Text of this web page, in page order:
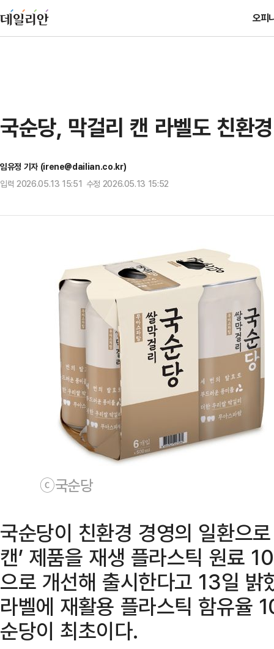
오피
국순당, 막걸리 캔 라벨도 친환
임유정 기자 (irene@dailian.co.kr)
입력 2026.05.13 15:51 수정 2026.05.13 15:52
ⓒ 국순당
국순당이 친환경 경영의 일환으
캔’ 제품을 재생 플라스틱 원료
으로 개선해 출시한다고 13일 밝
라벨에 재활용 플라스틱 함유율
순당이 최초이다.